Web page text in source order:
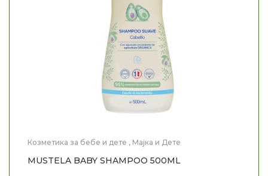
Козметика за бебе и дете , Мајка и Дете
MUSTELA BABY SHAMPOO 500ML